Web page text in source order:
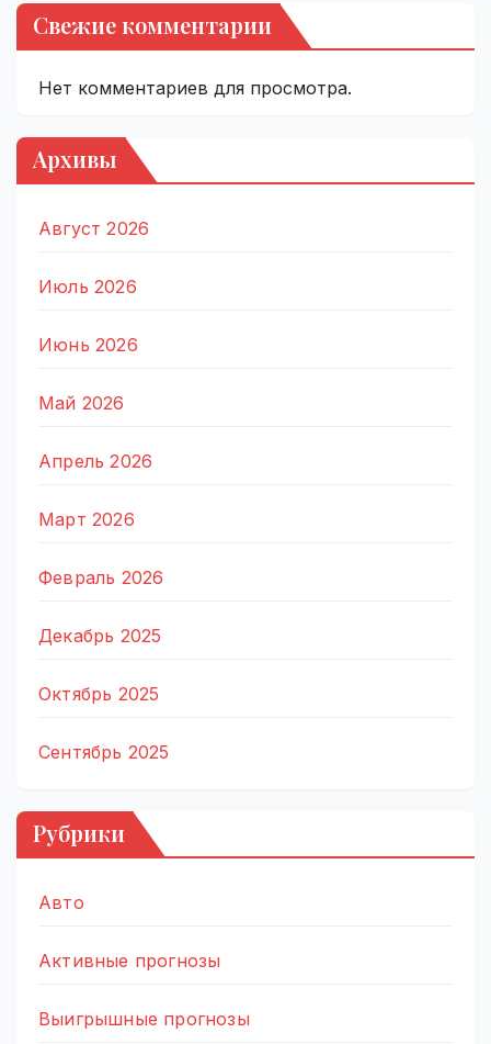
Свежие комментарии
Нет комментариев для просмотра.
Архивы
Август 2026
Июль 2026
Июнь 2026
Май 2026
Апрель 2026
Март 2026
Февраль 2026
Декабрь 2025
Октябрь 2025
Сентябрь 2025
Рубрики
Авто
Активные прогнозы
Выигрышные прогнозы